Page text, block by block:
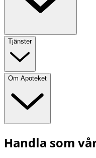
Tjänster
Om Apoteket
Handla som